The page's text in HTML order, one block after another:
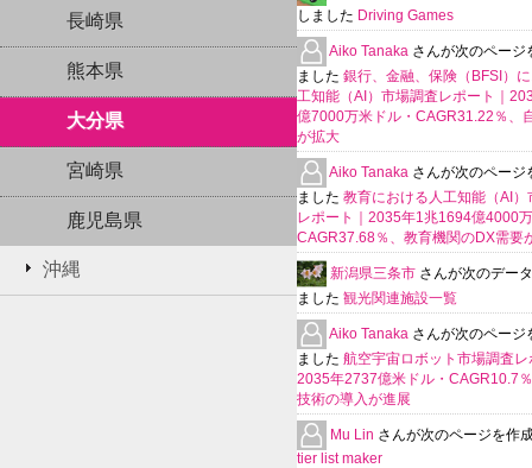
長崎県
熊本県
大分県
宮崎県
鹿児島県
沖縄
しました Driving Games
Aiko Tanaka さんが次のページ
ました 銀行、金融、保険（BFSI）
工知能（AI）市場調査レポート｜
億7000万米ドル・CAGR31.22％、
が拡大
Aiko Tanaka さんが次のページ
ました 教育における人工知能（AI）
レポート｜2035年1兆1694億4000
CAGR37.68％、教育機関のDX需要
新潟県三条市 さんが次のデー
ました 観光関連施設一覧
Aiko Tanaka さんが次のページ
ました 航空宇宙ロボット市場調査レ
2035年2737億米ドル・CAGR10.7
技術の導入が進展
Mu Lin さんが次のページを作
tier list maker